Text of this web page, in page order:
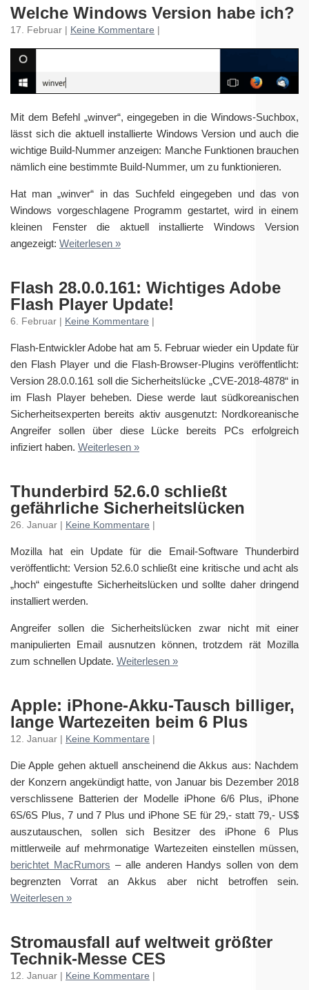
Welche Windows Version habe ich?
17. Februar | Keine Kommentare
Mit dem Befehl „winver“, eingegeben in die Windows-Suchbox,
lässt sich die aktuell installierte Windows Version und auch die
wichtige Build-Nummer anzeigen: Manche Funktionen brauchen
nämlich eine bestimmte Build-Nummer, um zu funktionieren.
Hat man „winver“ in das Suchfeld eingegeben und das von
Windows vorgeschlagene Programm gestartet, wird in einem
kleinen Fenster die aktuell installierte Windows Version
angezeigt: Weiterlesen »
Flash 28.0.0.161: Wichtiges Adobe
Flash Player Update!
6. Februar | Keine Kommentare
Flash-Entwickler Adobe hat am 5. Februar wieder ein Update für
den Flash Player und die Flash-Browser-Plugins veröffentlicht:
Version 28.0.0.161 soll die Sicherheitslücke „CVE-2018-4878“ in
im Flash Player beheben. Diese werde laut südkoreanischen
Sicherheitsexperten bereits aktiv ausgenutzt: Nordkoreanische
Angreifer sollen über diese Lücke bereits PCs erfolgreich
infiziert haben. Weiterlesen »
Thunderbird 52.6.0 schließt
gefährliche Sicherheitslücken
26. Januar | Keine Kommentare
Mozilla hat ein Update für die Email-Software Thunderbird
veröffentlicht: Version 52.6.0 schließt eine kritische und acht als
„hoch“ eingestufte Sicherheitslücken und sollte daher dringend
installiert werden.
Angreifer sollen die Sicherheitslücken zwar nicht mit einer
manipulierten Email ausnutzen können, trotzdem rät Mozilla
zum schnellen Update. Weiterlesen »
Apple: iPhone-Akku-Tausch billiger,
lange Wartezeiten beim 6 Plus
12. Januar | Keine Kommentare
Die Apple gehen aktuell anscheinend die Akkus aus: Nachdem
der Konzern angekündigt hatte, von Januar bis Dezember 2018
verschlissene Batterien der Modelle iPhone 6/6 Plus, iPhone
6S/6S Plus, 7 und 7 Plus und iPhone SE für 29,- statt 79,- US$
auszutauschen, sollen sich Besitzer des iPhone 6 Plus
mittlerweile auf mehrmonatige Wartezeiten einstellen müssen,
berichtet MacRumors – alle anderen Handys sollen von dem
begrenzten Vorrat an Akkus aber nicht betroffen sein.
Weiterlesen »
Stromausfall auf weltweit größter
Technik-Messe CES
12. Januar | Keine Kommentare